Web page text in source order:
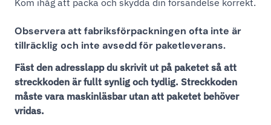
Kom ihåg att packa och skydda din försändelse korrekt.
Observera att fabriksförpackningen ofta inte är
tillräcklig och inte avsedd för paketleverans.
Fäst den adresslapp du skrivit ut på paketet så att
streckkoden är fullt synlig och tydlig. Streckkoden
måste vara maskinläsbar utan att paketet behöver
vridas.